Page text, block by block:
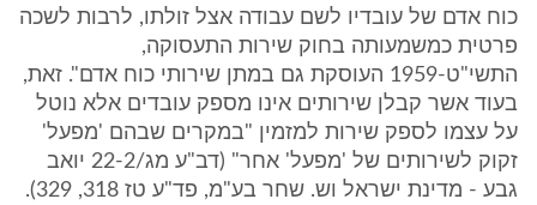
כוח אדם של עובדיו לשם עבודה אצל זולתו, לרבות לשכה
פרטית כמשמעותה בחוק שירות התעסוקה,
התשי"ט-1959 העוסקת גם במתן שירותי כוח אדם". זאת,
בעוד אשר קבלן שירותים אינו מספק עובדים אלא נוטל
על עצמו לספק שירות למזמין "במקרים שבהם 'מפעל'
זקוק לשירותים של 'מפעל' אחר" (דב"ע מג/22-2 יואב
גבע - מדינת ישראל וש. שחר בע"מ, פד"ע טז 318, 329).